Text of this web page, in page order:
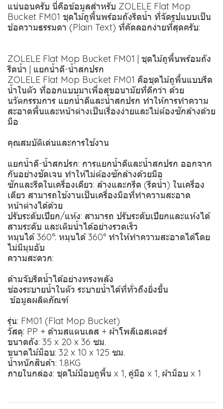
แน่นอนครับ นี่คือข้อมูลสำหรับ ZOLELE Flat Mop
Bucket FM01 ชุดไม้ถูพื้นพร้อมถังรีดน้ำ ที่จัดรูปแบบเป็น
ข้อความธรรมดา (Plain Text) ที่คัดลอกง่ายที่สุดครับ:
ZOLELE Flat Mop Bucket FM01 | ชุดไม้ถูพื้นพร้อมถัง
รีดน้ำ | แยกน้ำดี-น้ำสกปรก
ZOLELE Flat Mop Bucket FM01 คือชุดไม้ถูพื้นแบบรีด
น้ำในตัว ที่ออกแบบมาเพื่อสุขอนามัยที่ดีกว่า ด้วย
นวัตกรรมการ แยกน้ำดีและน้ำสกปรก ทำให้การทำความ
สะอาดพื้นและหน้าต่างเป็นเรื่องง่ายและไม่ต้องซักล้างด้วย
มือ
คุณสมบัติเด่นและการใช้งาน
แยกน้ำดี-น้ำสกปรก: การแยกน้ำดีและน้ำสกปรก ออกจาก
กันอย่างชัดเจน ทำให้ไม่ต้องซักล้างด้วยมือ
ซักและรีดในเครื่องเดียว: ล้างและกรีด (รีดน้ำ) ในเครื่อง
เดียว สามารถใช้งานเป็นเครื่องมือที่ทำความสะอาด
หน้าต่างได้ด้วย
ปรับระดับเปียก/แห้ง: สามารถ ปรับระดับเปียกและแห้งได้
สามระดับ และเติมน้ำได้อย่างรวดเร็ว
หมุนได้ 360°: หมุนได้ 360° ทำให้ทำความสะอาดได้โดย
ไม่มีมุมอับ
ความสะดวก:
ด้ามจับรีดน้ำได้อย่างทรงพลัง
ช่องระบายน้ำในตัว ระบายน้ำได้ที่ทั่วถึงยิ่งขึ้น
️ ข้อมูลผลิตภัณฑ์
รุ่น: FM01 (Flat Mop Bucket)
วัสดุ: PP + ด้ามสแตนเลส + ผ้าโพลีเอสเตอร์
ขนาดถัง: 35 x 20 x 36 ซม.
ขนาดไม้ม็อบ: 32 x 10 x 125 ซม.
น้ำหนักสินค้า: 1.8KG
ภายในกล่อง: ชุดไม้ม็อบถูพื้น x 1, คู่มือ x 1, ผ้าม็อบ x 1